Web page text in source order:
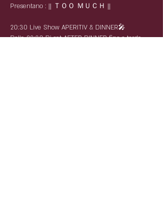
Presentano : || ＴＯＯ ＭＵＣＨ ||
20:30 Live Show APERITIV & DINNER🎤
Dalle 22:30 Dj set AFTER DINNER fino a tarda